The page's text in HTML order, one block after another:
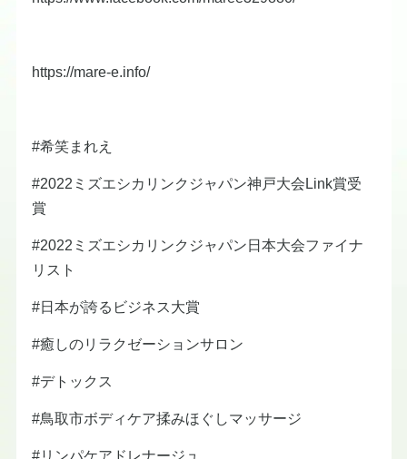
https://mare-e.info/
#希笑まれえ
#2022ミズエシカリンクジャパン神戸大会Link賞受
賞
#2022ミズエシカリンクジャパン日本大会ファイナ
リスト
#日本が誇るビジネス大賞
#癒しのリラクゼーションサロン
#デトックス
#鳥取市ボディケア揉みほぐしマッサージ
#リンパケアドレナージュ